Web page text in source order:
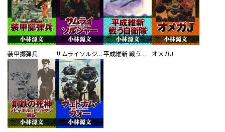
装甲擲弾兵 サムライソルジャー SAMURAI SOLDIER 平成維新 戦う自衛隊 オメガJ